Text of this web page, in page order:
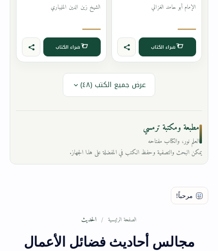
الإمام أبو حامد الغزالي
شراء الكتاب
الشيخ زين الدين المليباري
شراء الكتاب
عرض جميع الكتب (٤٨)
مطبعة ومكتبة ترمسي
العلم نور، والكتاب مفتاحه
يمكن البحث والتصفية وحفظ الكتب في المفضلة على هذا الجهاز.
الصفحة الرئيسية الحديث
مجالس أحاديث فضائل الأعمال